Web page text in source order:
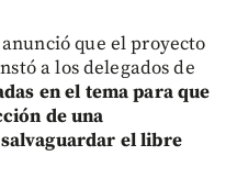
que el proyecto
a los delegados de
en el tema para que
de una
el libre